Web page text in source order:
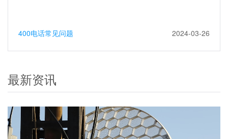
400电话常见问题 2024-03-26
最新资讯